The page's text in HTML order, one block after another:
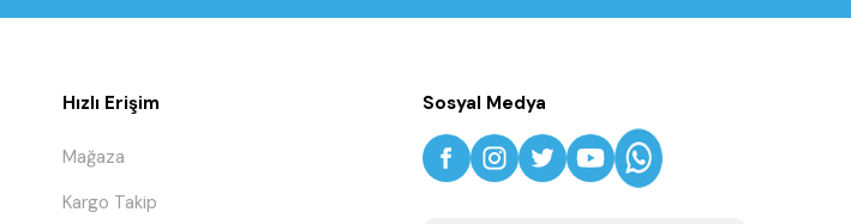
Hızlı Erişim
Mağaza
Kargo Takip
Sosyal Medya